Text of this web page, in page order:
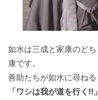
如水は三成と家康のど
康です。
善助たちが如水に尋ね
「ワシは我が道を行く!!」